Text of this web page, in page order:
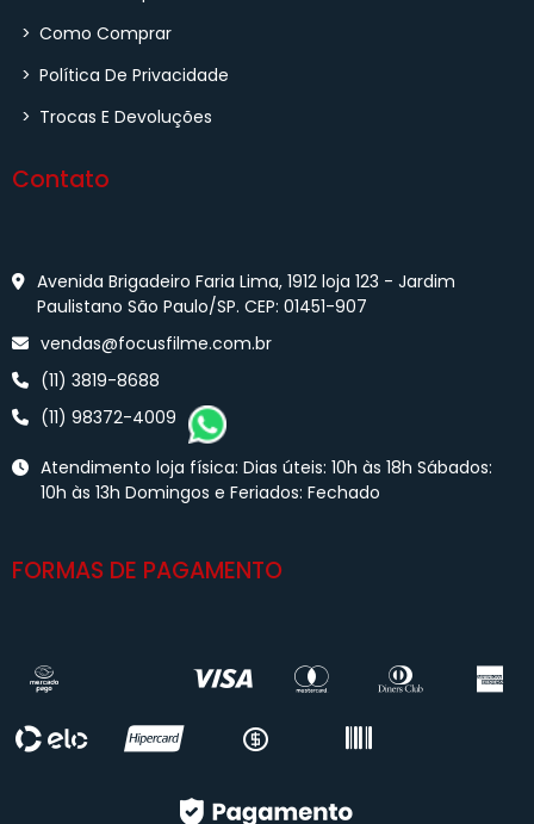
> Como Comprar
> Política De Privacidade
> Trocas E Devoluções
Contato
Avenida Brigadeiro Faria Lima, 1912 loja 123 - Jardim
Paulistano São Paulo/SP. CEP: 01451-907
vendas@focusfilme.com.br
(11) 3819-8688
(11) 98372-4009
Atendimento loja física: Dias úteis: 10h às 18h Sábados:
10h às 13h Domingos e Feriados: Fechado
FORMAS DE PAGAMENTO